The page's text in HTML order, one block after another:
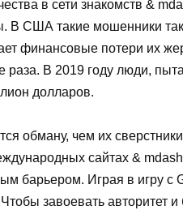
в сети знакомств &
В США такие мошенники
финансовые потери их
раза. В 2019 году люди,
долларов.
обману, чем их
сайтах &
барьером. Играя в игру с
завоевать авторитет